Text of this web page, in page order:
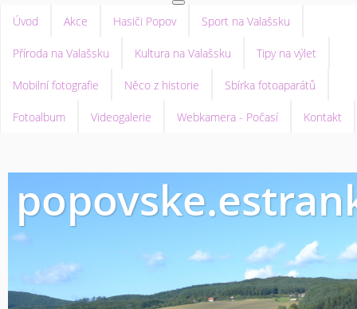
Úvod Akce Hasiči Popov Sport na Valašsku
Příroda na Valašsku Kultura na Valašsku Tipy na výlet
Mobilní fotografie Něco z historie Sbírka fotoaparátů
Fotoalbum Videogalerie Webkamera - Počasí Kontakt